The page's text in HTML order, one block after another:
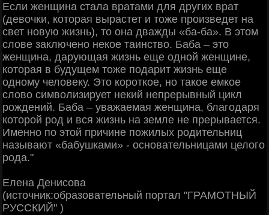
Если женщина стала вратами для других врат
(девочки, которая вырастет и тоже произведет на
свет новую жизнь), то она дважды «ба-ба». В этом
слове заключено некое таинство. Баба – это
женщина, дарующая жизнь еще одной женщине,
которая в будущем тоже подарит жизнь еще
одному человеку. Это короткое, но такое емкое
слово символизирует некий непрерывный цикл
рождений. Баба – уважаемая женщина, благодаря
которой род и вся жизнь на земле не прерывается.
Именно по этой причине пожилых родительниц
называют «бабушками» - основательницами целого
рода."
Елена Денисова
(источник:образовательный портал "ГРАМОТНЫЙ
РУССКИЙ" )